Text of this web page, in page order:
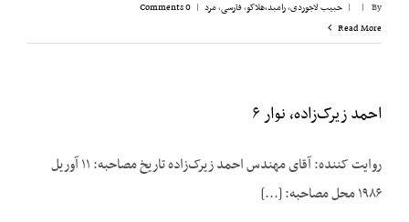
By
|
| حبیب لاجوردی,رامبد،‌هلاکو,فارسی,مرد |
0 Comments
Read More
احمد زیرک‌زاده، نوار ۶
روایت کننده: آقای مهندس احمد زیرک‌زاده تاریخ مصاحبه: ۱۱ آوریل
۱۹۸۶ محل مصاحبه: [...]